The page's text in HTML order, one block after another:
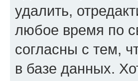
удалить,
любое время по
согласны с тем,
в базе данных.